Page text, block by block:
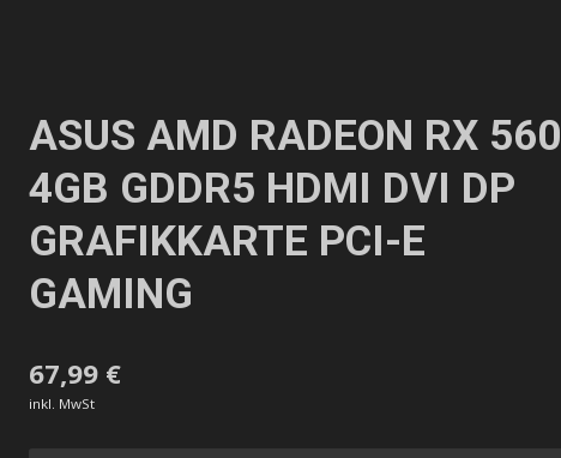
ASUS AMD RADEON RX 560
4GB GDDR5 HDMI DVI DP
GRAFIKKARTE PCI-E
GAMING
67,99 €
inkl. MwSt